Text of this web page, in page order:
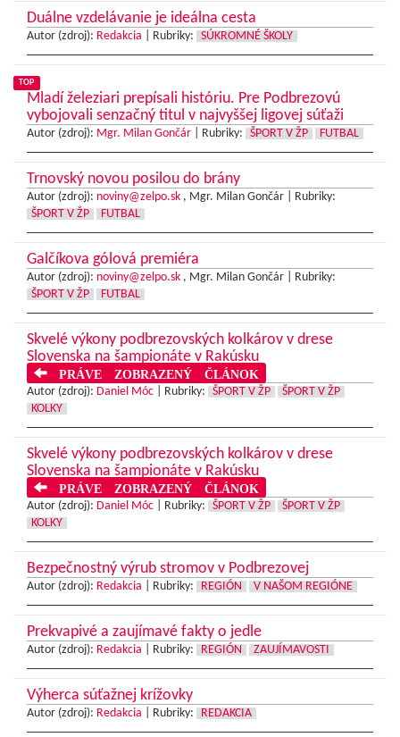
Duálne vzdelávanie je ideálna cesta
Autor (zdroj): Redakcia Rubriky: SÚKROMNÉ ŠKOLY
TOP
Mladí železiari prepísali históriu. Pre Podbrezovú
vybojovali senzačný titul v najvyššej ligovej súťaži
Autor (zdroj): Mgr. Milan Gončár Rubriky: ŠPORT V ŽP FUTBAL
Trnovský novou posilou do brány
Autor (zdroj): noviny@zelpo.sk , Mgr. Milan Gončár |
Rubriky:
ŠPORT V ŽP
FUTBAL
Galčíkova gólová premiéra
Autor (zdroj): noviny@zelpo.sk , Mgr. Milan Gončár |
Rubriky:
ŠPORT V ŽP
FUTBAL
Skvelé výkony podbrezovských kolkárov v drese
Slovenska na šampionáte v Rakúsku
PRÁVE ZOBRAZENÝ ČLÁNOK
Autor (zdroj): Daniel Móc Rubriky: ŠPORT V ŽP
ŠPORT V ŽP
KOLKY
Skvelé výkony podbrezovských kolkárov v drese
Slovenska na šampionáte v Rakúsku
PRÁVE ZOBRAZENÝ ČLÁNOK
Autor (zdroj): Daniel Móc Rubriky: ŠPORT V ŽP
ŠPORT V ŽP
KOLKY
Bezpečnostný výrub stromov v Podbrezovej
Autor (zdroj): Redakcia Rubriky: REGIÓN V NAŠOM REGIÓNE
Prekvapivé a zaujímavé fakty o jedle
Autor (zdroj): Redakcia Rubriky: REGIÓN ZAUJÍMAVOSTI
Výherca súťažnej krížovky
Autor (zdroj): Redakcia Rubriky: REDAKCIA